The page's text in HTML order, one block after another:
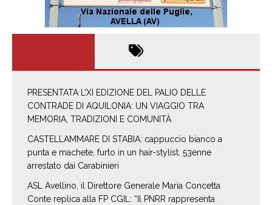
PRESENTATA L’XI EDIZIONE DEL PALIO DELLE
CONTRADE DI AQUILONIA: UN VIAGGIO TRA
MEMORIA, TRADIZIONI E COMUNITÀ
CASTELLAMMARE DI STABIA: cappuccio bianco a
punta e machete, furto in un hair-stylist. 53enne
arrestato dai Carabinieri
ASL Avellino, il Direttore Generale Maria Concetta
Conte replica alla FP CGIL: “Il PNRR rappresenta